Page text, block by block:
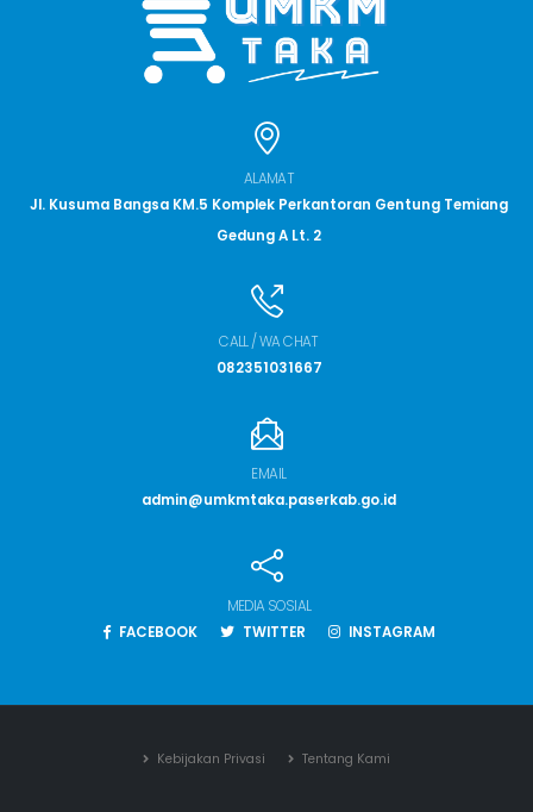
ALAMAT
Jl. Kusuma Bangsa KM.5 Komplek Perkantoran Gentung Temiang
Gedung A Lt. 2
CALL / WA CHAT
082351031667
EMAIL
admin@umkmtaka.paserkab.go.id
MEDIA SOSIAL
FACEBOOK
TWITTER INSTAGRAM
Kebijakan Privasi Tentang Kami